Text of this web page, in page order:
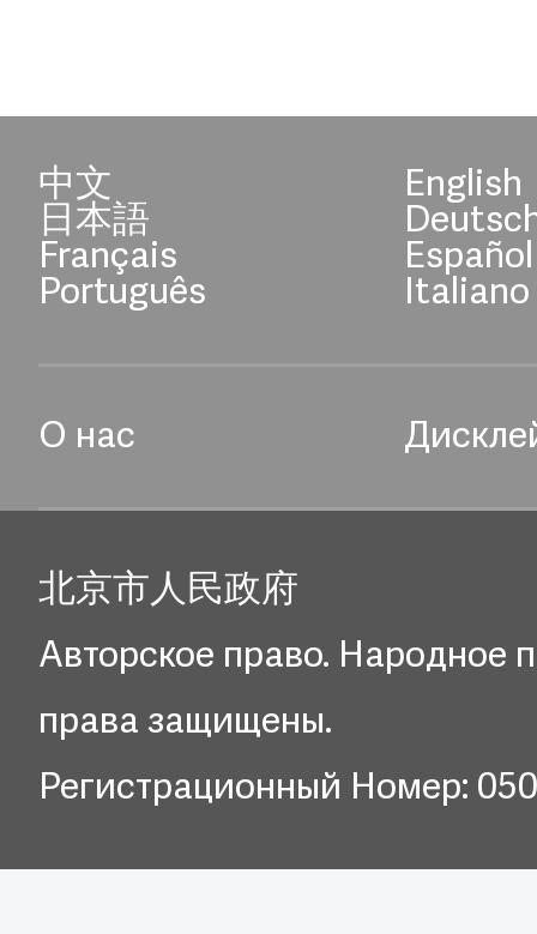
中文 English
日本語
Français Español
Português Italiano
О нас
北京市人民政府
Авторское право. Народное
права защищены.
Регистрационный Номер: